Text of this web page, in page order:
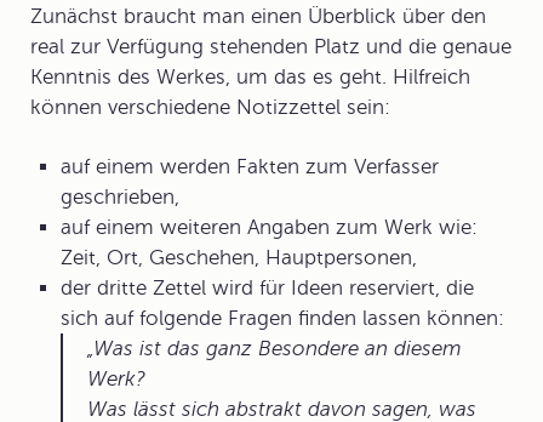
Zunächst braucht man einen Überblick über den
real zur Verfügung stehenden Platz und die genaue
Kenntnis des Werkes, um das es geht. Hilfreich
können verschiedene Notizzettel sein:
auf einem werden Fakten zum Verfasser
geschrieben,
auf einem weiteren Angaben zum Werk wie:
Zeit, Ort, Geschehen, Hauptpersonen,
der dritte Zettel wird für Ideen reserviert, die
sich auf folgende Fragen finden lassen können:
Was ist das ganz Besondere an diesem
Werk?
Was lässt sich abstrakt davon sagen, was